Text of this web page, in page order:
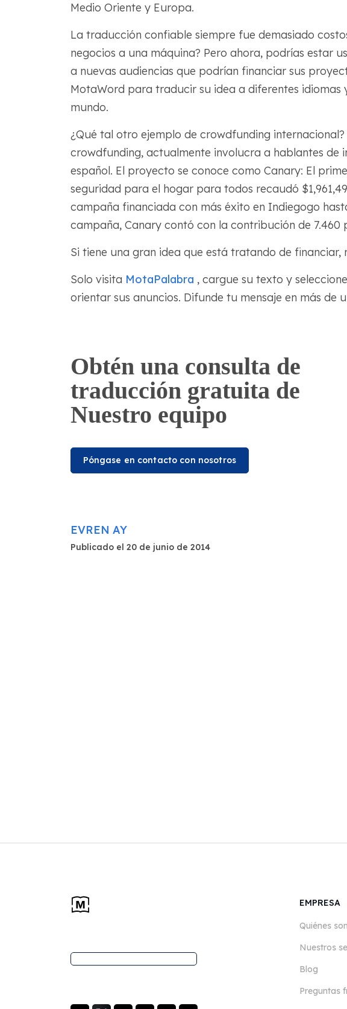
Medio Oriente y Europa.
La traducción confiable siempre fue demasiado
negocios a una máquina? Pero ahora, podrías estar
a nuevas audiencias que podrían financiar sus
MotaWord para traducir su idea a diferentes idiomas
mundo.
¿Qué tal otro ejemplo de crowdfunding internacional?
crowdfunding, actualmente involucra a hablantes de
español. El proyecto se conoce como Canary: El
seguridad para el hogar para todos recaudó
campaña financiada con más éxito en Indiegogo
campaña, Canary contó con la contribución de 7.460
Si tiene una gran idea que está tratando de financiar,
Solo visita MotaPalabra , cargue su texto y
orientar sus anuncios. Difunde tu mensaje en más de
Obtén una consulta de
traducción gratuita de
Nuestro equipo
Póngase en contacto con nosotros
EVREN AY
Publicado el 20 de junio de 2014
EMPRESA
Quiénes
Nuestros
Blog
Preguntas